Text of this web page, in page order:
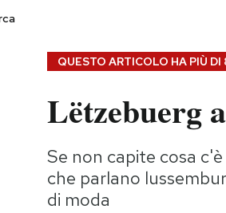
Consumismi
Storie/Idee
QUESTO ARTICOLO HA PIÙ DI
Lëtzebuerg
Se non capite cosa
che parlano
di moda